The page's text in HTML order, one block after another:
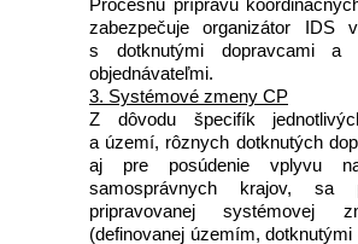
Procesnú prípravu
zabezpečuje organizátor IDS
s dotknutými dopravcami a
objednávateľmi.
3. Systémové zmeny CP
Z dôvodu špecifík
a území, rôznych dotknutých
aj pre posúdenie vplyvu
samosprávnych krajov, sa
pripravovanej systémovej
(definovanej územím,